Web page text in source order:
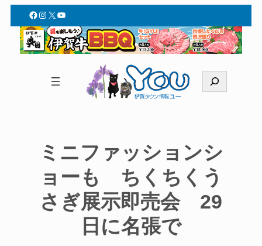
Facebook
Instagram
X YouTube
索
ミニファッションシ
ョーも ちくちくう
さぎ展示即売会 29
日に名張で